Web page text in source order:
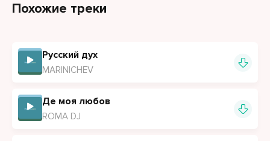
Похожие треки
Русский дух
MARINICHEV
Де моя любов
ROMA DJ